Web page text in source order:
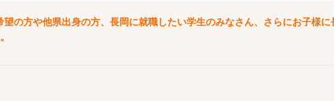
の方や他県出身の方、長岡に就職したい学生のみなさん、さらにお子様